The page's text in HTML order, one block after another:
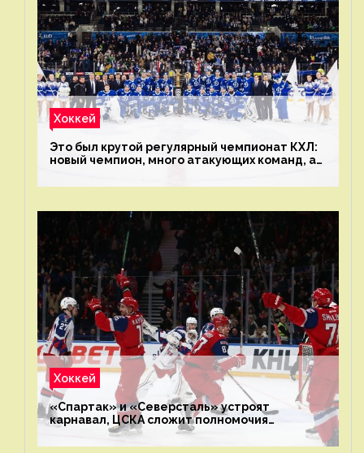
Хоккей
Это был крутой регулярный чемпионат КХЛ:
новый чемпион, много атакующих команд, а
Хоккей
«Спартак» и «Северсталь» устроят
карнавал, ЦСКА сложит полномочия
чемпиона. Превью первого раунда плей-офф
на Западе